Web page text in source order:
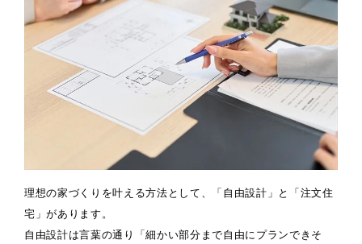
理想の家づくりを叶える方法として、「自由設計」と「注文住
宅」があります。
自由設計は言葉の通り「細かい部分まで自由にプランできそ